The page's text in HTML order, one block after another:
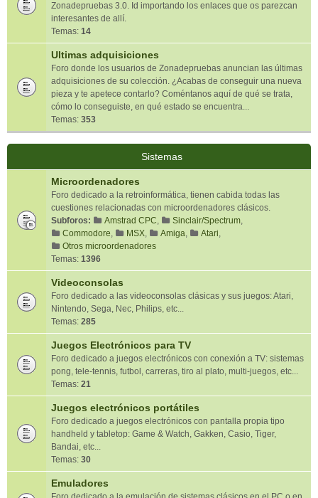
Zonadepruebas 3.0. Id importando los enlaces que os parezcan
interesantes de allí.
Temas: 14
Ultimas adquisiciones
Foro donde los usuarios de Zonadepruebas anuncian las últimas
adquisiciones de su colección. ¿Acabas de conseguir una nueva
pieza y te apetece contarlo? Coméntanos aquí de qué se trata,
cómo lo conseguiste, en qué estado se encuentra...
Temas: 353
Sistemas
Microordenadores
Foro dedicado a la retroinformática, tienen cabida todas las
cuestiones relacionadas con microordenadores clásicos.
Subforos:
Amstrad CPC, Sinclair/Spectrum,
Commodore, MSX, Amiga, Atari,
Otros microordenadores
Temas: 1396
Videoconsolas
Foro dedicado a las videoconsolas clásicas y sus juegos: Atari,
Nintendo, Sega, Nec, Philips, etc...
Temas: 285
Juegos Electrónicos para TV
Foro dedicado a juegos electrónicos con conexión a TV: sistemas
pong, tele-tennis, futbol, carreras, tiro al plato, multi-juegos, etc...
Temas: 21
Juegos electrónicos portátiles
Foro dedicado a juegos electrónicos con pantalla propia tipo
handheld y tabletop: Game & Watch, Gakken, Casio, Tiger,
Bandai, etc...
Temas: 30
Emuladores